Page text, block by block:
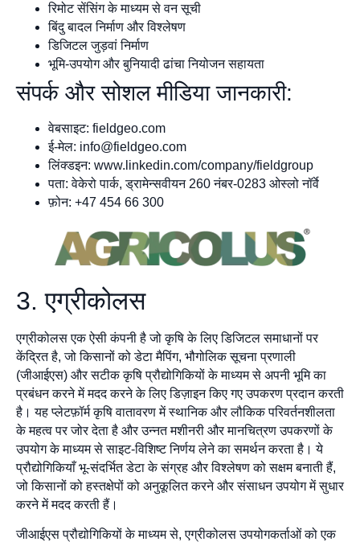
रिमोट सेंसिंग के माध्यम से वन सूची
बिंदु बादल निर्माण और विश्लेषण
डिजिटल जुड़वां निर्माण
भूमि-उपयोग और बुनियादी ढांचा नियोजन सहायता
संपर्क और सोशल मीडिया जानकारी:
वेबसाइट: fieldgeo.com
ई-मेल: info@fieldgeo.com
लिंक्डइन: www.linkedin.com/company/fieldgroup
पता: वेकेरो पार्क, ड्रामेन्सवीयन 260 नंबर-0283 ओस्लो नॉर्वे
फ़ोन: +47 454 66 300
3. एग्रीकोलस
एग्रीकोलस एक ऐसी कंपनी है जो कृषि के लिए डिजिटल समाधानों पर
केंद्रित है, जो किसानों को डेटा मैपिंग, भौगोलिक सूचना प्रणाली
(जीआईएस) और सटीक कृषि प्रौद्योगिकियों के माध्यम से अपनी भूमि का
प्रबंधन करने में मदद करने के लिए डिज़ाइन किए गए उपकरण प्रदान करती
है। यह प्लेटफ़ॉर्म कृषि वातावरण में स्थानिक और लौकिक परिवर्तनशीलता
के महत्व पर जोर देता है और उन्नत मशीनरी और मानचित्रण उपकरणों के
उपयोग के माध्यम से साइट-विशिष्ट निर्णय लेने का समर्थन करता है। ये
प्रौद्योगिकियाँ भू-संदर्भित डेटा के संग्रह और विश्लेषण को सक्षम बनाती हैं,
जो किसानों को हस्तक्षेपों को अनुकूलित करने और संसाधन उपयोग में सुधार
करने में मदद करती हैं।
जीआईएस प्रौद्योगिकियों के माध्यम से, एग्रीकोलस उपयोगकर्ताओं को एक